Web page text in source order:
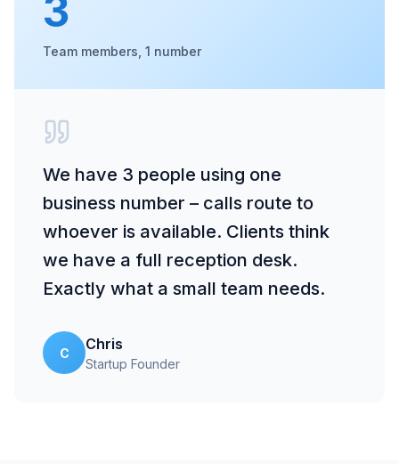
3
Team members, 1 number
We have 3 people using one
business number – calls route to
whoever is available. Clients think
we have a full reception desk.
Exactly what a small team needs.
C
Chris
Startup Founder